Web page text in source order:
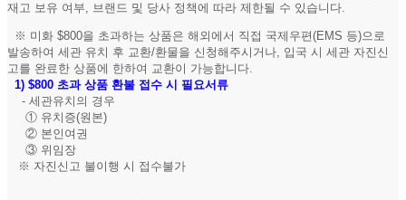
재고 보유 여부, 브랜드 및 당사 정책에 따라 제한될 수 있습니다.
※ 미화 $800을 초과하는 상품은 해외에서 직접 국제우편(EMS 등)으로
발송하여 세관 유치 후 교환/환물을 신청해주시거나, 입국 시 세관 자진신
고를 완료한 상품에 한하여 교환이 가능합니다.
1) $800 초과 상품 환불 접수 시 필요서류
- 세관유치의 경우
① 유치증(원본)
② 본인여권
③ 위임장
※ 자진신고 불이행 시 접수불가